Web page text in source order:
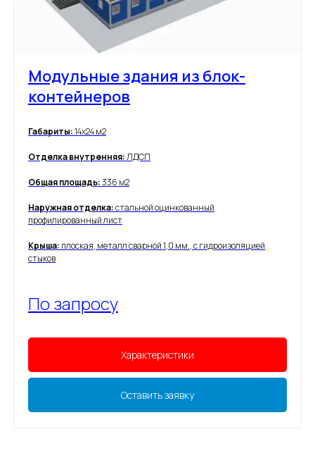
Модульные здания из блок-
контейнеров
Габариты:14х24 м2
Отделка внутренняя:ЛДСП
Общая площадь:336 м2
Наружная отделка:стальной оцинкованный
профилированный лист
Крыша: плоская, металл сварной 1,0 мм., с гидроизоляцией
стыков
По запросу
Характеристики
Оставить заявку